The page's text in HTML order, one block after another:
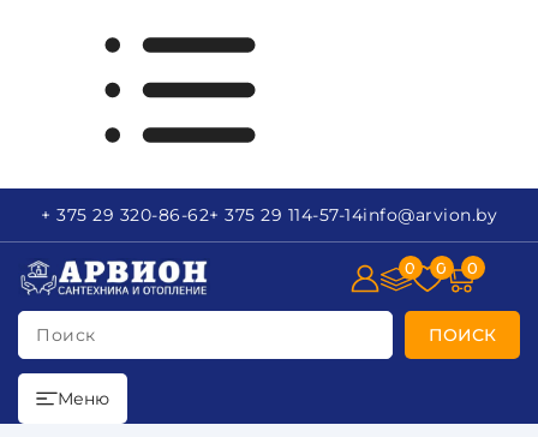
+ 375 29 320-86-62+ 375 29 114-57-14info@arvion.by
Поиск ПОИСК
0 0 0
Меню